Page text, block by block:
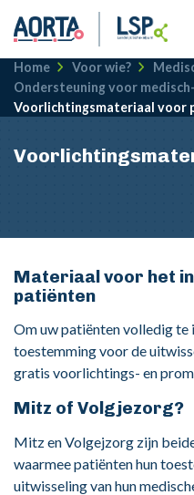
Kruimelpad
Home Voor wie?
Ondersteuning voor
Voorlichtingsmateriaal voor
Materiaal voor het
patiënten
Om uw patiënten volledig te
toestemming voor de
gratis voorlichtings- en
Mitz of Volgjezorg?
Mitz en Volgejzorg zijn
waarmee patiënten hun
uitwisseling van hun